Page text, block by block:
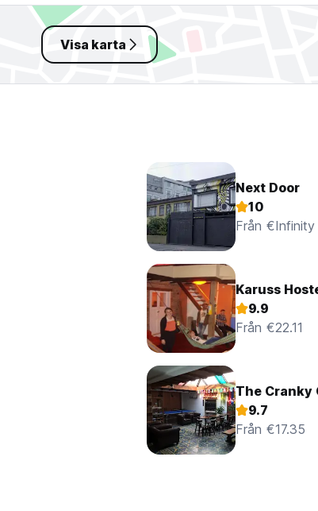
Visa karta
Next Door
10
Från €Infinity
Karuss
9.9
Från €22.11
The Cranky
9.7
Från €17.35